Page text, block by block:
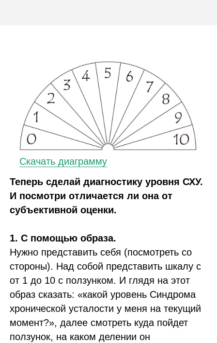
Скачать диаграмму
Теперь сделай диагностику уровня СХУ.
И посмотри отличается ли она от
субъективной оценки.
1. С помощью образа.
Нужно представить себя (посмотреть со
стороны). Над собой представить шкалу с
от 1 до 10 с ползунком. И глядя на этот
образ сказать: «какой уровень Синдрома
хронической усталости у меня на текущий
момент?», далее смотреть куда пойдет
ползунок, на каком делении он
Всё самое актуальное
только в моём телеграм-
канале.
Подписывайтесь!